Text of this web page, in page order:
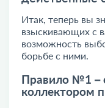
Итак, теперь вы
взыскивающих с
возможность
борьбе с ними.
Правило №1 –
коллектором